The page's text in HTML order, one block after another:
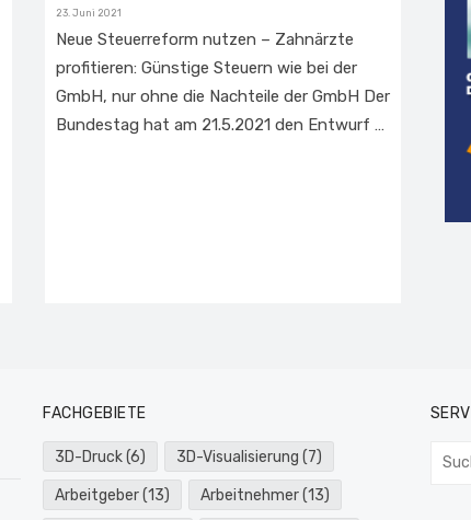
Veröffentlicht
23. Juni 2021
Neue Steuerreform nutzen – Zahnärzte
profitieren: Günstige Steuern wie bei der
GmbH, nur ohne die Nachteile der GmbH Der
Bundestag hat am 21.5.2021 den Entwurf …
FACHGEBIETE
3D-Druck(6) 3D-Visualisierung (7)
Arbeitgeber(13) Arbeitnehmer(13)